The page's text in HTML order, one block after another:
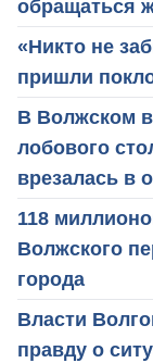
обращаться
«Никто не
пришли
В Волжском
лобового
врезалась в
118
Волжского
города
Власти
правду о